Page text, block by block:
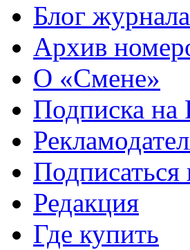
Блог журнала
Архив
О «Смене»
Подписка на
Подписаться
Редакция
Где купить